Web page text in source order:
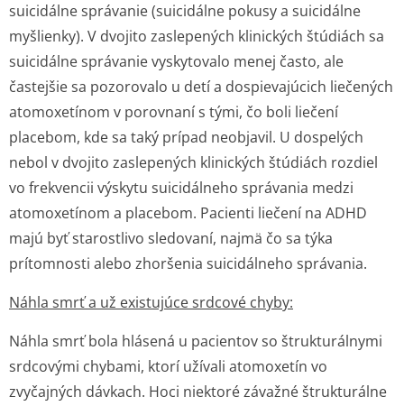
suicidálne správanie (suicidálne pokusy a suicidálne
myšlienky). V dvojito zaslepených klinických štúdiách sa
suicidálne správanie vyskytovalo menej často, ale
častejšie sa pozorovalo u detí a dospievajúcich liečených
atomoxetínom v porovnaní s tými, čo boli liečení
placebom, kde sa taký prípad neobjavil. U dospelých
nebol v dvojito zaslepených klinických štúdiách rozdiel
vo frekvencii výskytu suicidálneho správania medzi
atomoxetínom a placebom. Pacienti liečení na ADHD
majú byť starostlivo sledovaní, najmä čo sa týka
prítomnosti alebo zhoršenia suicidálneho správania.
Náhla smrť a už existujúce srdcové chyby:
Náhla smrť bola hlásená u pacientov so štrukturálnymi
srdcovými chybami, ktorí užívali atomoxetín vo
zvyčajných dávkach. Hoci niektoré závažné štrukturálne